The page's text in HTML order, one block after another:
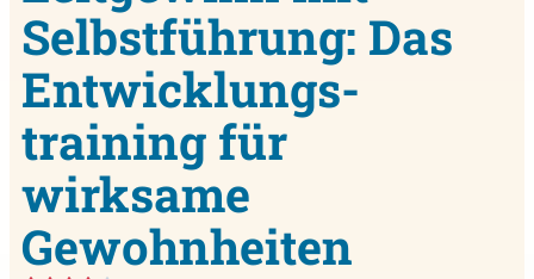
Selbstführung: Das
Entwicklungs­
training für
wirksame
Gewohnheiten